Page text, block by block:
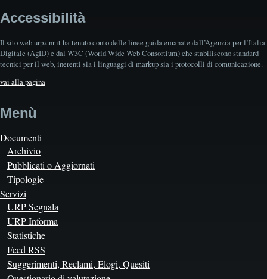
Accessibilità
Il sito web urp.cnr.it ha tenuto conto delle linee guida emanate dall’Agenzia per l’Italia
Digitale (AgID) e dal W3C (World Wide Web Consortium) che stabiliscono standard
tecnici per il web, inerenti sia i linguaggi di markup sia i protocolli di comunicazione.
vai alla pagina
Menù
Documenti
Archivio
Pubblicati o Aggiornati
Tipologie
Servizi
URP Segnala
URP Informa
Statistiche
Feed RSS
Suggerimenti, Reclami, Elogi, Quesiti